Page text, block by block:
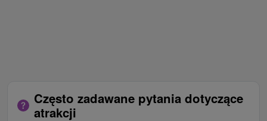
Często zadawane pytania dotyczące
atrakcji